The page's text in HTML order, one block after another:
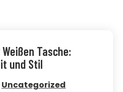
Tasche:
und Stil
Uncategorized